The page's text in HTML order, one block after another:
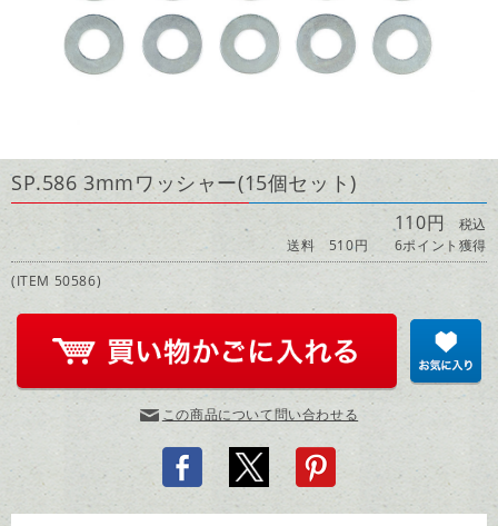
SP.586 3mmワッシャー(15個セット)
110円 税込
送料 510円
6ポイント獲得
(ITEM 50586)
この商品について問い合わせる